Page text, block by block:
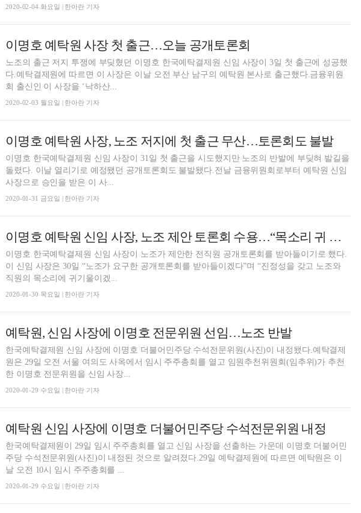
2020-02-04 화요일 | 한아란 기자
이명호 예탁원 사장 첫 출근…오늘 공개토론회
노조의 출근 저지 투쟁에 부딪혔던 이명호 한국예탁결제원 신임 사장이 3일 첫 출근에 성공했
다.예탁결제원에 따르면 이 사장은 이날 오전 부산 남구의 예탁원 본사로 출근했다.금융위원
회 출신인 이 사장을 ‘낙하산...
2020-02-03 월요일 | 한아란 기자
이명호 예탁원 사장, 노조 저지에 첫 출근 무산…토론회도 불발
이명호 한국예탁결제원 신임 사장이 31일 첫 출근을 시도했지만 노조의 반발에 부딪혀 발길을
돌렸다. 이날 열리기로 예정됐던 공개토론회도 불발됐다.전날 금융위원회로부터 예탁원 신임
사장으로 승인을 받은 이 사...
2020-01-31 금요일 | 한아란 기자
이명호 예탁원 신임 사장, 노조 제안 토론회 수용…“목소리 귀 기울이겠다”
이명호 한국예탁결제원 신임 사장이 노조가 제안한 전직원 공개토론회를 받아들이기로 했다.
이 신임 사장은 30일 “노조가 요구한 공개토론회를 받아들이겠다”며 “진정성을 갖고 노조와
직원의 목소리에 귀기울이겠...
2020-01-30 목요일 | 한아란 기자
예탁원, 신임 사장에 이명호 전문위원 선임…노조 반발
한국예탁결제원 신임 사장에 이명호 더불어민주당 수석전문위원(사진)이 내정됐다.예탁결제
원은 29일 오전 서울 여의도 사옥에서 임시 주주총회를 열고 임원추천위원회(임추위)가 추천
한 이명호 전문위원을 신임 사장...
2020-01-29 수요일 | 한아란 기자
예탁원 신임 사장에 이명호 더불어민주당 수석전문위원 내정
한국예탁결제원이 29일 임시 주주총회를 열고 신임 사장을 선출하는 가운데 이명호 더불어민
주당 수석전문위원(사진)이 내정된 것으로 알려졌다.29일 예탁결제원에 따르면 예탁원은 이
날 오전 10시 임시 주주총회를 ...
2020-01-29 수요일 | 한아란 기자